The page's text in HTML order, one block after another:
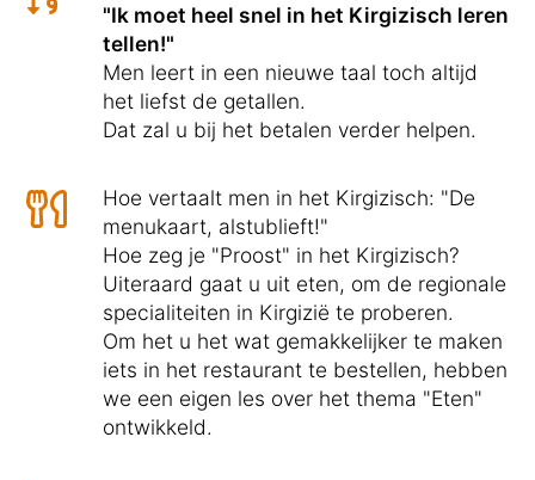
"Ik moet heel snel in het Kirgizisch leren
tellen!"
Men leert in een nieuwe taal toch altijd
het liefst de getallen.
Dat zal u bij het betalen verder helpen.
Hoe vertaalt men in het Kirgizisch: "De
menukaart, alstublieft!"
Hoe zeg je "Proost" in het Kirgizisch?
Uiteraard gaat u uit eten, om de regionale
specialiteiten in Kirgizië te proberen.
Om het u het wat gemakkelijker te maken
iets in het restaurant te bestellen, hebben
we een eigen les over het thema "Eten"
ontwikkeld.